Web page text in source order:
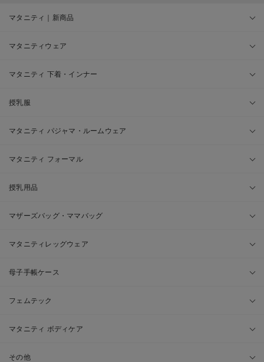
マタニティ｜新商品
マタニティウェア
マタニティ 下着・インナー
授乳服
マタニティ パジャマ・ルームウェア
マタニティ フォーマル
授乳用品
マザーズバッグ・ママバッグ
マタニティレッグウェア
母子手帳ケース
フェムテック
マタニティ ボディケア
その他